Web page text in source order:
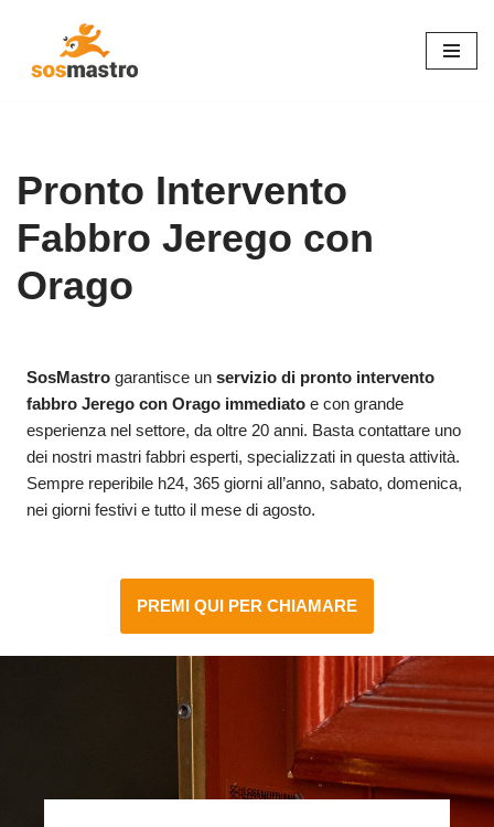
Pronto Intervento
Fabbro Jerego con
Orago
SosMastro garantisce unservizio di pronto intervento
fabbro Jerego con Orago immediato e con grande
esperienza nel settore, da oltre 20 anni. Basta contattare uno
dei nostri mastri fabbri esperti, specializzati in questa attività.
Sempre reperibile h24, 365 giorni all’anno, sabato, domenica,
nei giorni festivi e tutto il mese di agosto.
PREMI QUI PER CHIAMARE